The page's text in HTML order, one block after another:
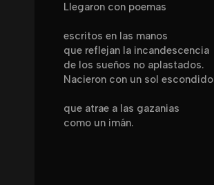
Llegaron con poemas
escritos en las manos
que reflejan la incandescencia
de los sueños no aplastados.
Nacieron con un sol escondido
que atrae a las gazanias
como un imán.